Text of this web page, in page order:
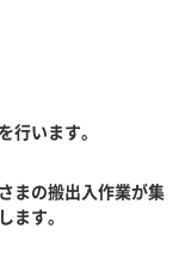
行います。
まの搬出入作業が集
ます。